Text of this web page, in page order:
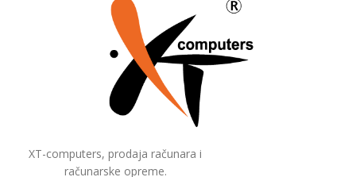
XT-computers, prodaja računara i
računarske opreme.